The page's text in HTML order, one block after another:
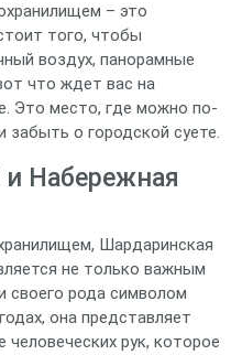
– это
того, чтобы
воздух, панорамные
что ждет вас на
Это место, где можно по-
забыть о городской суете.
Набережная
Шардаринская
не только важным
своего рода символом
она представляет
рук, которое